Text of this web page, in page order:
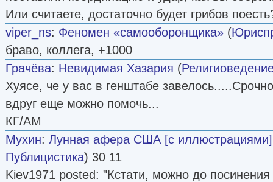
Или считаете, достаточно будет грибов
viper_ns: Феномен «самооборонщика» (
браво, коллега, +1000
Грачёва: Невидимая Хазария (
Хуясе, че у вас в генштабе
вдруг еще можно помочь...
КГ/АМ
Мухин: Лунная афера США [с иллюстрациями]
Публицистика) 30 11
Kiev1971 posted: "Кстати, можно до